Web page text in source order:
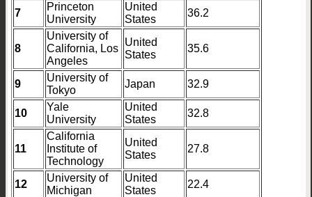
7
Princeton
University
United
States
36.2
8
University of
California, Los
Angeles
United
States
35.6
9
University of
Tokyo
Japan 32.9
10
Yale
University
United
States
32.8
11
California
Institute of
Technology
United
States
27.8
12
University of
Michigan
United
States
22.4